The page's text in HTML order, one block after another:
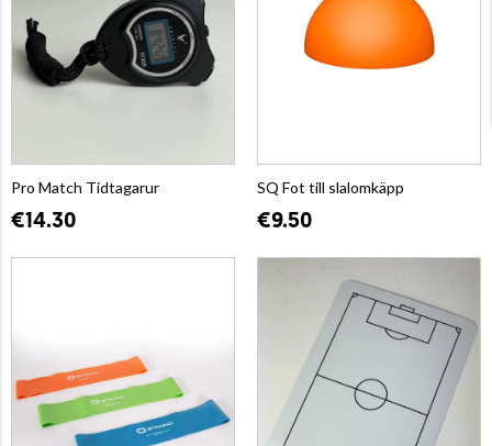
Pro Match Tidtagarur
€14.30
SQ Fot till slalomkäpp
€9.50